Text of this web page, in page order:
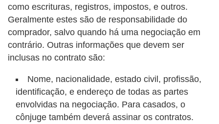
como escrituras, registros, impostos, e outros.
Geralmente estes são de responsabilidade do
comprador, salvo quando há uma negociação em
contrário. Outras informações que devem ser
inclusas no contrato são:
Nome, nacionalidade, estado civil, profissão,
identificação, e endereço de todas as partes
envolvidas na negociação. Para casados, o
cônjuge também deverá assinar os contratos.
i
a
m
e
o
s